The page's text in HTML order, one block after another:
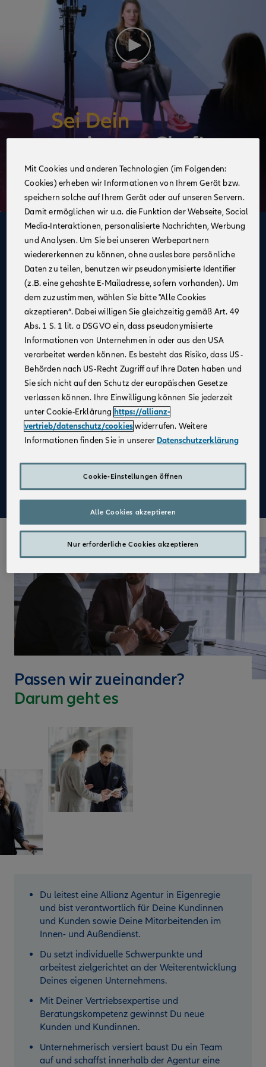
Deine Vorteile
im Vertrieb der Allianz
Allianz alsstarker Partnerundstarke Marke
Businesspläne mitErfolgsgarantie
Unterstützung bei derUnternehmensgründung
Bestehender Kundenstamm
Qualifizierte Weiterbildung
Attraktive Verdienstmöglichkeiten
Digitale Verkaufsinstrumente
KostenfreieUnterstützung durch
Fachspezialist:innen
Aufbau einerAltersvorsorge
Mehr zu Deinen Vorteilen im Vertrieb der Allianz
Passen wir zueinander?
Darum geht es
Du leitest eine Allianz Agentur in Eigenregie
und bist verantwortlich für Deine Kundinnen
und Kunden sowie Deine Mitarbeitenden im
Innen- und Außendienst.
Du setzt individuelle Schwerpunkte und
arbeitest zielgerichtet an der Weiterentwicklung
Deines eigenen Unternehmens.
Mit Deiner Vertriebsexpertise und
Beratungskompetenz gewinnst Du neue
Kunden und Kundinnen.
Unternehmerisch versiert baust Du ein Team
auf und schaffst innerhalb der Agentur eine
Mit Cookies und anderen Technologien (im Folgenden:
Cookies) erheben wir Informationen von Ihrem Gerät bzw.
speichern solche auf Ihrem Gerät oder auf unseren Servern.
Damit ermöglichen wir u.a. die Funktion der Webseite, Social
Media-Interaktionen, personalisierte Nachrichten, Werbung
und Analysen. Um Sie bei unseren Werbepartnern
wiedererkennen zu können, ohne auslesbare persönliche
Daten zu teilen, benutzen wir pseudonymisierte Identifier
(z.B. eine gehashte E-Mailadresse, sofern vorhanden). Um
dem zuzustimmen, wählen Sie bitte "Alle Cookies
akzeptieren“. Dabei willigen Sie gleichzeitig gemäß Art. 49
Abs. 1 S. 1 lit. a DSGVO ein, dass pseudonymisierte
Informationen von Unternehmen in oder aus den USA
verarbeitet werden können. Es besteht das Risiko, dass US-
Behörden nach US-Recht Zugriff auf Ihre Daten haben und
Sie sich nicht auf den Schutz der europäischen Gesetze
verlassen können. Ihre Einwilligung können Sie jederzeit
unter Cookie-Erklärung https://allianz-
vertrieb/datenschutz/cookieswiderrufen. Weitere
Informationen finden Sie in unserer Datenschutzerklärung
Cookie-Einstellungen öffnen
Nur erforderliche Cookies akzeptieren
Alle Cookies akzeptieren